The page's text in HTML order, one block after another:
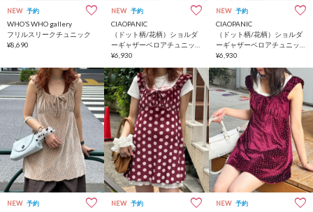
NEW 予約
WHO’S WHO gallery
フリルスリークチュニック
¥8,690
NEW 予約
CIAOPANIC
（ドット柄/花柄）ショルダ
ーギャザーベロアチュニッ
クワンピース
¥6,930
NEW 予約
CIAOPANIC
（ドット柄/花柄）ショルダ
ーギャザーベロアチュニッ
クワンピース
¥6,930
NEW 予約 NEW 予約 NEW 予約